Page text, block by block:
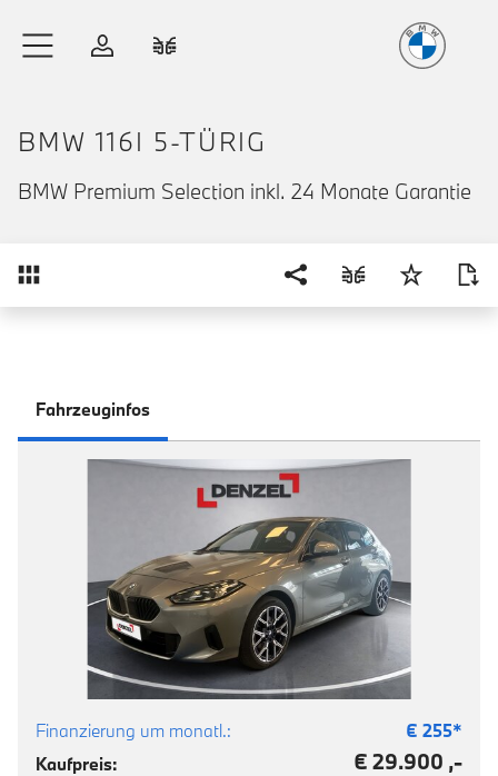
Anmelden
BMW 116I 5-TÜRIG
BMW Premium Selection inkl. 24 Monate Garantie
Fahrzeuginfos
Finanzierung um monatl.: € 255*
Kaufpreis:
€ 29.900 ,-